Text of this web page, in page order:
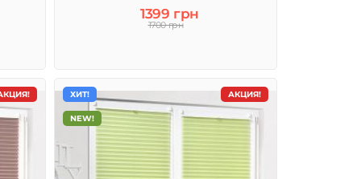
1399 грн
1700 грн
АКЦИЯ!
ХИТ!
NEW!